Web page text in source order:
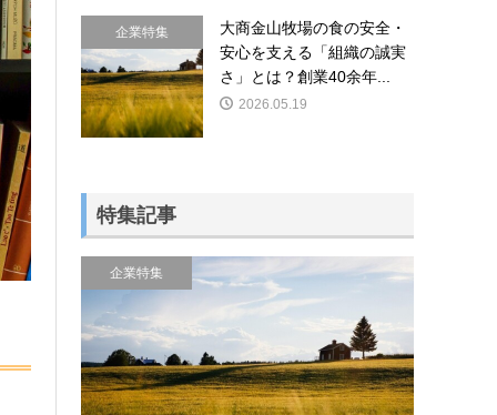
企業特集
大商金山牧場の食の安全・
安心を支える「組織の誠実
さ」とは？創業40余年...
2026.05.19
特集記事
企業特集